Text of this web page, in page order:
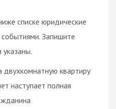
списке юридические
Запишите
двухкомнатную квартиру
наступает полная